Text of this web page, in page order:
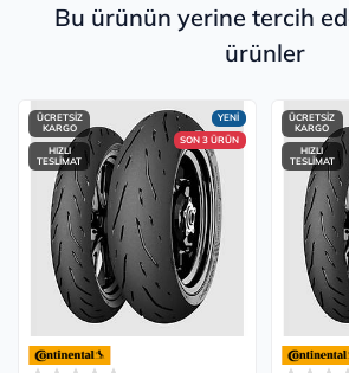
Bu ürünün yerine tercih
ürünler
YENİ
SON 3 ÜRÜN
ÜCRETSİZ
KARGO
HIZLI
TESLİMAT
ÜCRETSİZ
KARGO
HIZLI
TESLİMAT